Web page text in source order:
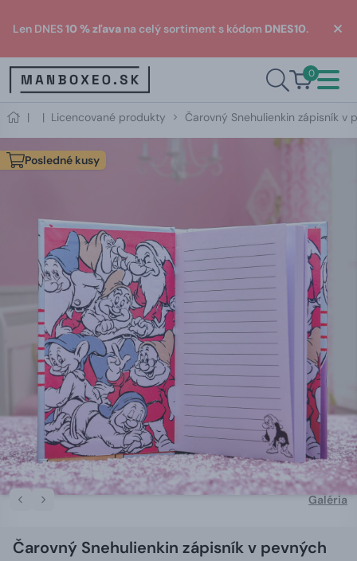
Len DNES10 % zľava na celý sortiment s kódom DNES10.
0
| | Licencované produkty Čarovný Snehulienkin zápisník v
Posledné kusy
Galéria
Čarovný Snehulienkin zápisník v pevných